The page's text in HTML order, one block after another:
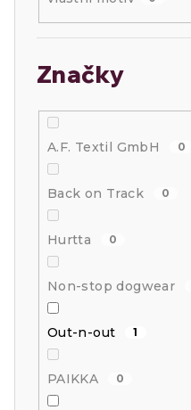
Značky
A.F. Textil GmbH 0
Back on Track 0
Hurtta 0
Non-stop dogwear
Out-n-out 1
PAIKKA 0